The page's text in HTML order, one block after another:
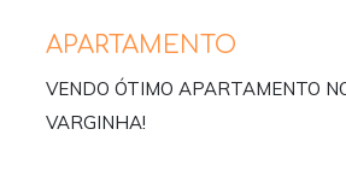
APARTAMENTO
VENDO ÓTIMO APARTAMENTO
VARGINHA!